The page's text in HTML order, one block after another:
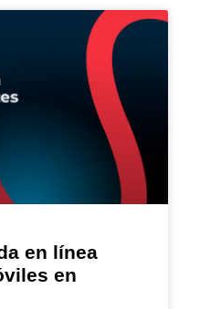
en línea
en